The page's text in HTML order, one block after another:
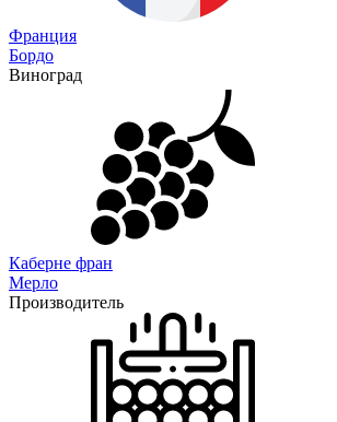
Франция
Бордо
Виноград
Каберне фран
Мерло
Производитель